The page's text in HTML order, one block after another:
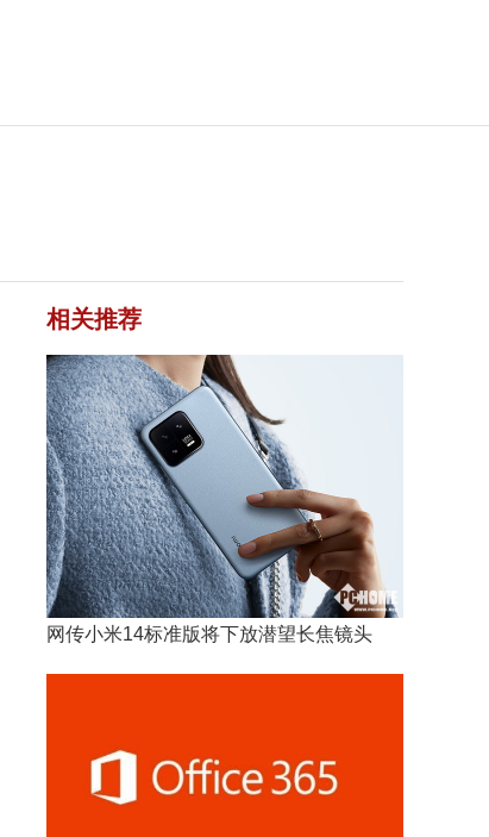
相关推荐
网传小米14标准版将下放潜望长焦镜头